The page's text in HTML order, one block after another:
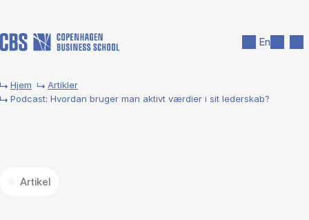
En
Hjem
Artikler
Podcast: Hvordan bruger man aktivt værdier i sit lederskab?
Artikel